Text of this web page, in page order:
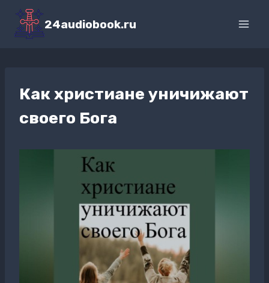
Перейти
содержимому
24audiobook.ru
Как христиане уничижают
своего Бога